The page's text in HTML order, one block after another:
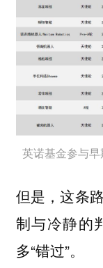
英诺基金参与
但是，这条
制与冷静的
多“错过”。